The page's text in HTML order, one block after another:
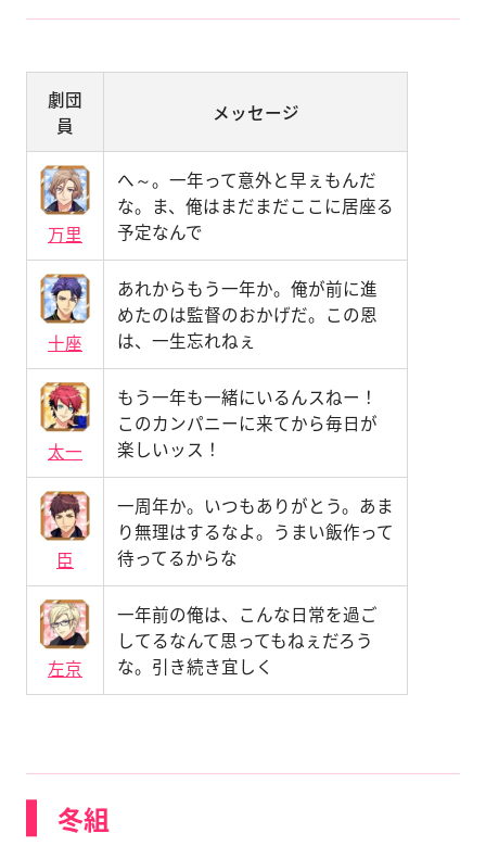
劇団
員
メッセージ
万里
へ～。一年って意外と早ぇもんだ
な。ま、俺はまだまだここに居座る
予定なんで
十座
あれからもう一年か。俺が前に進
めたのは監督のおかげだ。この恩
は、一生忘れねぇ
太一
もう一年も一緒にいるんスねー！
このカンパニーに来てから毎日が
楽しいッス！
臣
一周年か。いつもありがとう。あま
り無理はするなよ。うまい飯作って
待ってるからな
左京
一年前の俺は、こんな日常を過ご
してるなんて思ってもねぇだろう
な。引き続き宜しく
冬組